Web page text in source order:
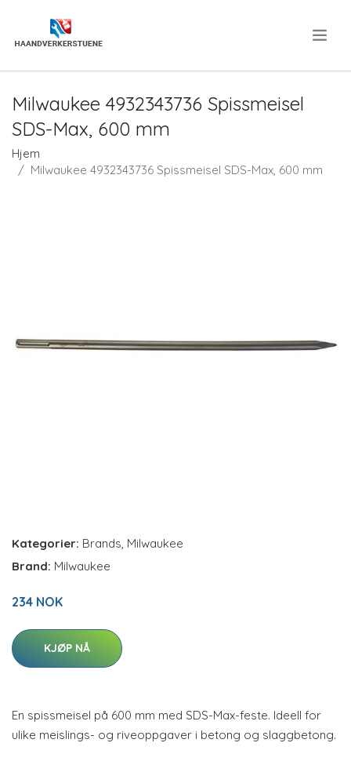
Milwaukee 4932343736 Spissmeisel
SDS-Max, 600 mm
Hjem
Milwaukee 4932343736 Spissmeisel SDS-Max, 600 mm
Kategorier: Brands, Milwaukee
Brand: Milwaukee
234 NOK
KJØP NÅ
En spissmeisel på 600 mm med SDS-Max-feste. Ideell for
ulike meislings- og riveoppgaver i betong og slaggbetong.